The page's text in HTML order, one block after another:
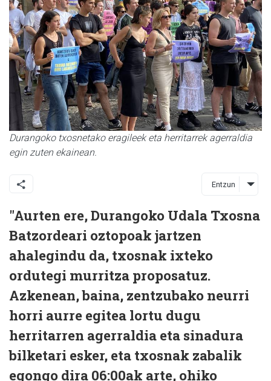
Durangoko txosnetako eragileek eta herritarrek agerraldia
egin zuten ekainean.
Entzun
"Aurten ere, Durangoko Udala Txosna
Batzordeari oztopoak jartzen
ahalegindu da, txosnak ixteko
ordutegi murritza proposatuz.
Azkenean, baina, zentzubako neurri
horri aurre egitea lortu dugu
herritarren agerraldia eta sinadura
bilketari esker, eta txosnak zabalik
egongo dira 06:00ak arte, ohiko